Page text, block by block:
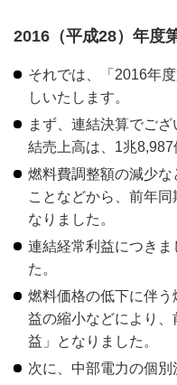
2016（平成28）年度
それでは、「2016年
しいたします。
まず、連結決算でご
結売上高は、1兆8,987
燃料費調整額の減少
ことなどから、前年
なりました。
連結経常利益につき
た。
燃料価格の低下に伴
益の縮小などにより
益」となりました。
次に、中部電力の個別